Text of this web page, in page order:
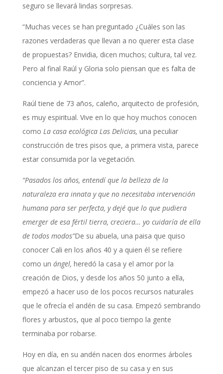
seguro se llevará lindas sorpresas.
“Muchas veces se han preguntado ¿Cuáles son las
razones verdaderas que llevan a no querer esta clase
de propuestas? Envidia, dicen muchos; cultura, tal vez.
Pero al final Raúl y Gloria solo piensan que es falta de
conciencia y Amor”.
Raúl tiene de 73 años, caleño, arquitecto de profesión,
es muy espiritual. Vive en lo que hoy muchos conocen
como La casa ecológica Las Delicias, una peculiar
construcción de tres pisos que, a primera vista, parece
estar consumida por la vegetación.
“Pasados los años, entendí que la belleza de la
naturaleza era innata y que no necesitaba intervención
humana para ser perfecta, y dejé que lo que pudiera
emerger de esa fértil tierra, creciera… yo cuidaría de ella
de todos modos”De su abuela, una paisa que quiso
conocer Cali en los años 40 y a quien él se refiere
como un ángel, heredó la casa y el amor por la
creación de Dios, y desde los años 50 junto a ella,
empezó a hacer uso de los pocos recursos naturales
que le ofrecía el andén de su casa. Empezó sembrando
flores y arbustos, que al poco tiempo la gente
terminaba por robarse.
Hoy en día, en su andén nacen dos enormes árboles
que alcanzan el tercer piso de su casa y en sus